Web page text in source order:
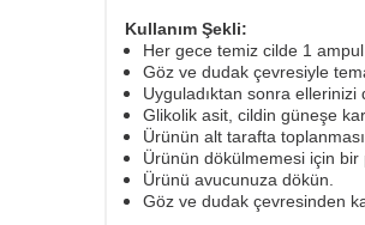
Kullanım Şekli:
Her gece temiz cilde 1 ampul
Göz ve dudak çevresiyle
Uyguladıktan sonra ellerinizi
Glikolik asit, cildin güneşe
Ürünün alt tarafta
Ürünün dökülmemesi için bir
Ürünü avucunuza dökün.
Göz ve dudak çevresinden